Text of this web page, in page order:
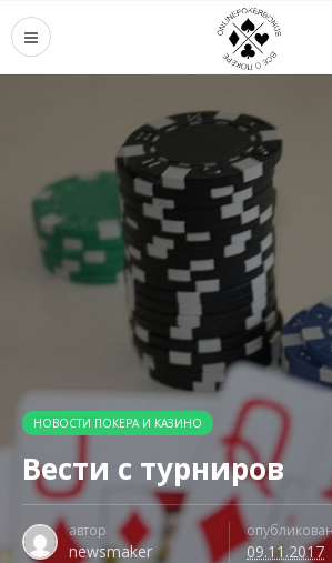
НОВОСТИ ПОКЕРА И КАЗИНО
Вести с турниров
автор
newsmaker 09.11.2017